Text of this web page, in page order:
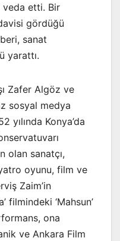
veda etti. Bir
gördüğü
sanat
yarattı.
Zafer Algöz ve
sosyal medya
yılında Konya’da
olan sanatçı,
oyunu, film ve
Zaim’in
filmindeki ‘Mahsun’
ona
ve Ankara Film